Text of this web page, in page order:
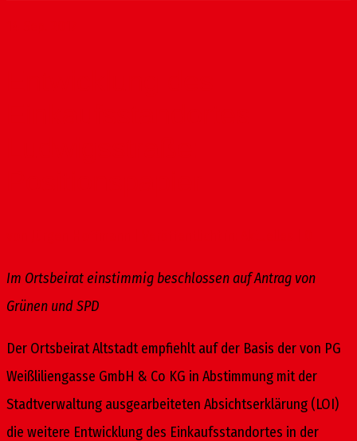
Im Ortsbeirat einstimmig beschlossen auf Antrag von
Grünen und SPD
Der Ortsbeirat Altstadt empfiehlt auf der Basis der von PG
Weißliliengasse GmbH & Co KG in Abstimmung mit der
Stadtverwaltung ausgearbeiteten Absichtserklärung (LOI)
die weitere Entwicklung des Einkaufsstandortes in der